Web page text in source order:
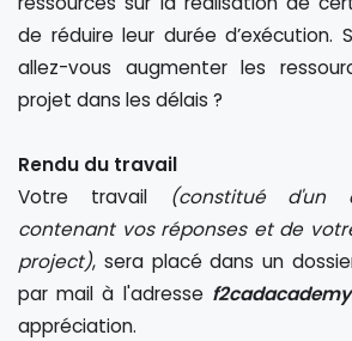
de réduire leur durée d’exécution.
allez-vous augmenter les
projet dans les délais ?
Rendu du travail
Votre travail
(constitué d'un
contenant vos réponses et de
project), sera placé dans un
par mail à l'adresse
appréciation.